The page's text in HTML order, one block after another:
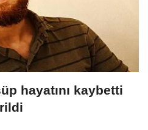
hayatını kaybetti